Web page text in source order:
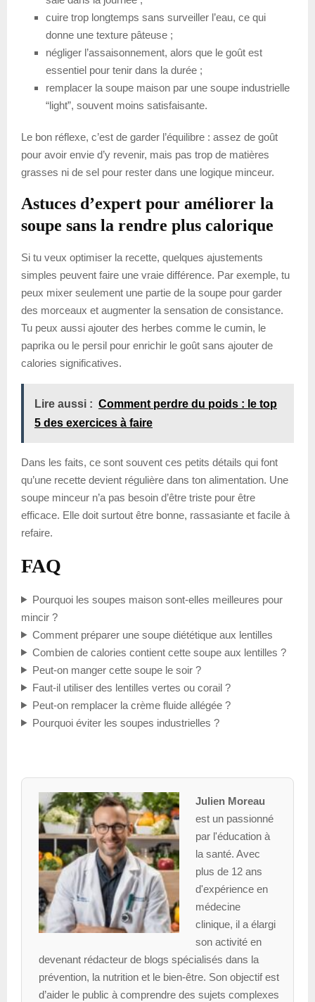
cuire trop longtemps sans surveiller l’eau, ce qui
donne une texture pâteuse ;
négliger l’assaisonnement, alors que le goût est
essentiel pour tenir dans la durée ;
remplacer la soupe maison par une soupe industrielle
“light”, souvent moins satisfaisante.
Le bon réflexe, c’est de garder l’équilibre : assez de goût
pour avoir envie d’y revenir, mais pas trop de matières
grasses ni de sel pour rester dans une logique minceur.
Astuces d’expert pour améliorer la
soupe sans la rendre plus calorique
Si tu veux optimiser la recette, quelques ajustements
simples peuvent faire une vraie différence. Par exemple, tu
peux mixer seulement une partie de la soupe pour garder
des morceaux et augmenter la sensation de consistance.
Tu peux aussi ajouter des herbes comme le cumin, le
paprika ou le persil pour enrichir le goût sans ajouter de
calories significatives.
Lire aussi : Comment perdre du poids : le top
5 des exercices à faire
Dans les faits, ce sont souvent ces petits détails qui font
qu’une recette devient régulière dans ton alimentation. Une
soupe minceur n’a pas besoin d’être triste pour être
efficace. Elle doit surtout être bonne, rassasiante et facile à
refaire.
FAQ
Pourquoi les soupes maison sont-elles meilleures pour
mincir ?
Comment préparer une soupe diététique aux lentilles
Combien de calories contient cette soupe aux lentilles ?
Peut-on manger cette soupe le soir ?
Faut-il utiliser des lentilles vertes ou corail ?
Peut-on remplacer la crème fluide allégée ?
Pourquoi éviter les soupes industrielles ?
Julien Moreau
est un passionné
par l'éducation à
la santé. Avec
plus de 12 ans
d'expérience en
médecine
clinique, il a élargi
son activité en
devenant rédacteur de blogs spécialisés dans la
prévention, la nutrition et le bien-être. Son objectif est
d’aider le public à comprendre des sujets complexes